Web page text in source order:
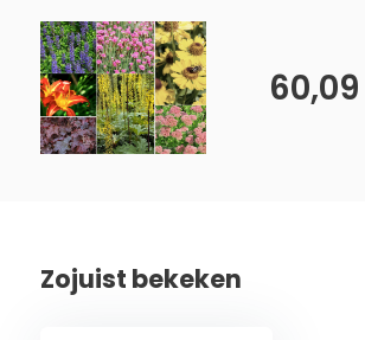
60,09
Zojuist bekeken